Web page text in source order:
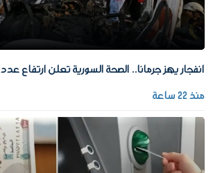
انفجار يهز جرمانا.. الصحة السورية تعلن ارتفاع
منذ 22 ساعة